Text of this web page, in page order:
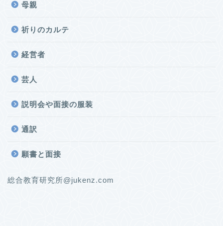
母親
祈りのカルテ
経営者
芸人
説明会や面接の服装
通訳
願書と面接
総合教育研究所@jukenz.com